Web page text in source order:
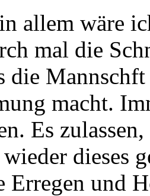
allem wäre
mal die
die
macht.
Es
dieses
Erregen und